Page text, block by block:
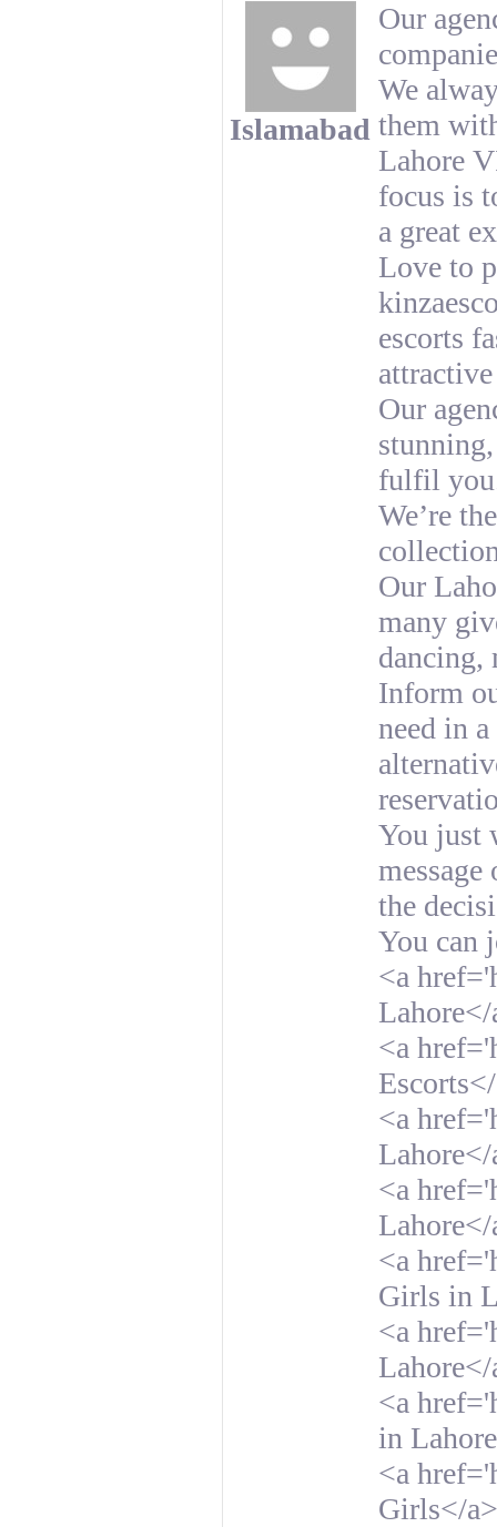
Islamabad
Our
We
them
Lahore
focus is
a great
Love to
escorts
Our
fulfil
We’re
Our
many
dancing,
Inform
need in
You just
the
You can
<a
<a
<a
<a
<a
Girls in
<a
<a
in
<a
Girls</a>